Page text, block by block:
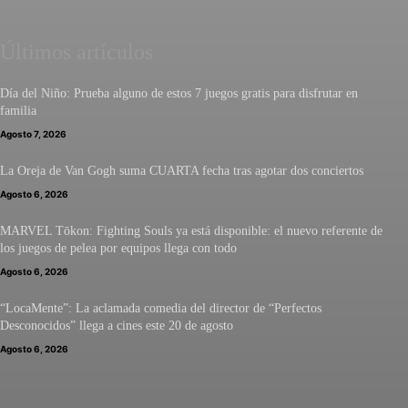
Día del Niño: Prueba alguno de estos 7 juegos gratis para disfrutar en
familia
Agosto 7, 2026
La Oreja de Van Gogh suma CUARTA fecha tras agotar dos conciertos
Agosto 6, 2026
MARVEL Tōkon: Fighting Souls ya está disponible: el nuevo referente de
los juegos de pelea por equipos llega con todo
Agosto 6, 2026
“LocaMente”: La aclamada comedia del director de “Perfectos
Desconocidos” llega a cines este 20 de agosto
Agosto 6, 2026